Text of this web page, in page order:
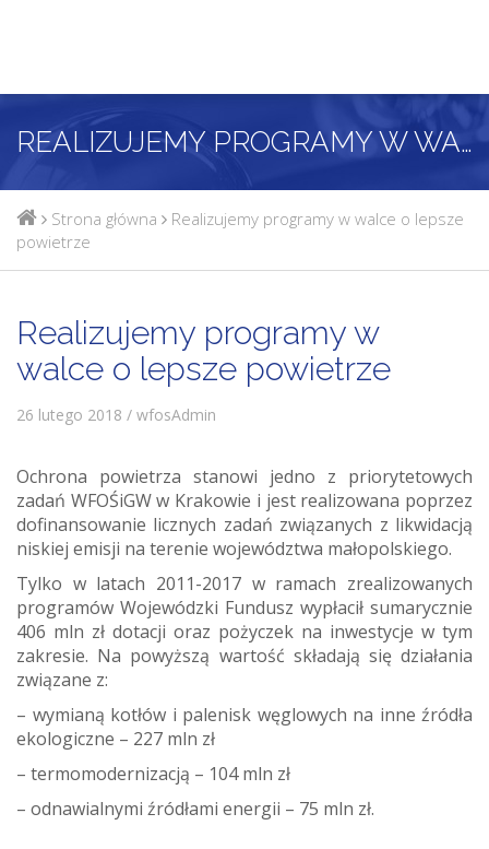
REALIZUJEMY PROGRAMY W WALCE O LEPSZE POWIETRZE
Strona główna
Realizujemy programy w walce o lepsze
powietrze
Realizujemy programy w
walce o lepsze powietrze
26 lutego 2018 / wfosAdmin
Ochrona powietrza stanowi jedno z priorytetowych
zadań WFOŚiGW w Krakowie i jest realizowana poprzez
dofinansowanie licznych zadań związanych z likwidacją
niskiej emisji na terenie województwa małopolskiego.
Tylko w latach 2011-2017 w ramach zrealizowanych
programów Wojewódzki Fundusz wypłacił sumarycznie
406 mln zł dotacji oraz pożyczek na inwestycje w tym
zakresie. Na powyższą wartość składają się działania
związane z:
– wymianą kotłów i palenisk węglowych na inne źródła
ekologiczne – 227 mln zł
– termomodernizacją – 104 mln zł
– odnawialnymi źródłami energii – 75 mln zł.